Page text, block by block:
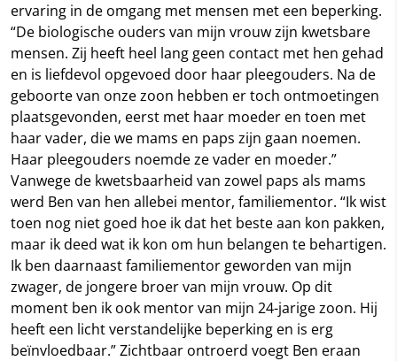
ervaring in de omgang met mensen met een beperking.
“De biologische ouders van mijn vrouw zijn kwetsbare
mensen. Zij heeft heel lang geen contact met hen gehad
en is liefdevol opgevoed door haar pleegouders. Na de
geboorte van onze zoon hebben er toch ontmoetingen
plaatsgevonden, eerst met haar moeder en toen met
haar vader, die we mams en paps zijn gaan noemen.
Haar pleegouders noemde ze vader en moeder.”
Vanwege de kwetsbaarheid van zowel paps als mams
werd Ben van hen allebei mentor, familiementor. “Ik wist
toen nog niet goed hoe ik dat het beste aan kon pakken,
maar ik deed wat ik kon om hun belangen te behartigen.
Ik ben daarnaast familiementor geworden van mijn
zwager, de jongere broer van mijn vrouw. Op dit
moment ben ik ook mentor van mijn 24-jarige zoon. Hij
heeft een licht verstandelijke beperking en is erg
beïnvloedbaar.” Zichtbaar ontroerd voegt Ben eraan